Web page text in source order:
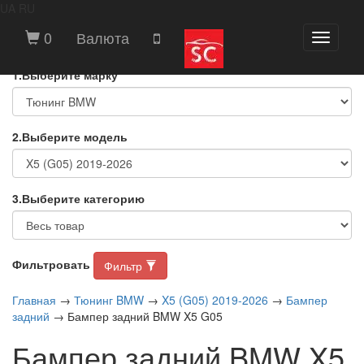
Toggle
0 Валюта
ВЫБЕРИТЕ МАРКУ И МОДЕЛЬ
АВТОМОБИЛЯ
1.Выберите марку
2.Выберите модель
3.Выберите категорию
Фильтровать Фильтр
Главная → Тюнинг BMW → X5 (G05) 2019-2026 → Бампер
задний → Бампер задний BMW X5 G05